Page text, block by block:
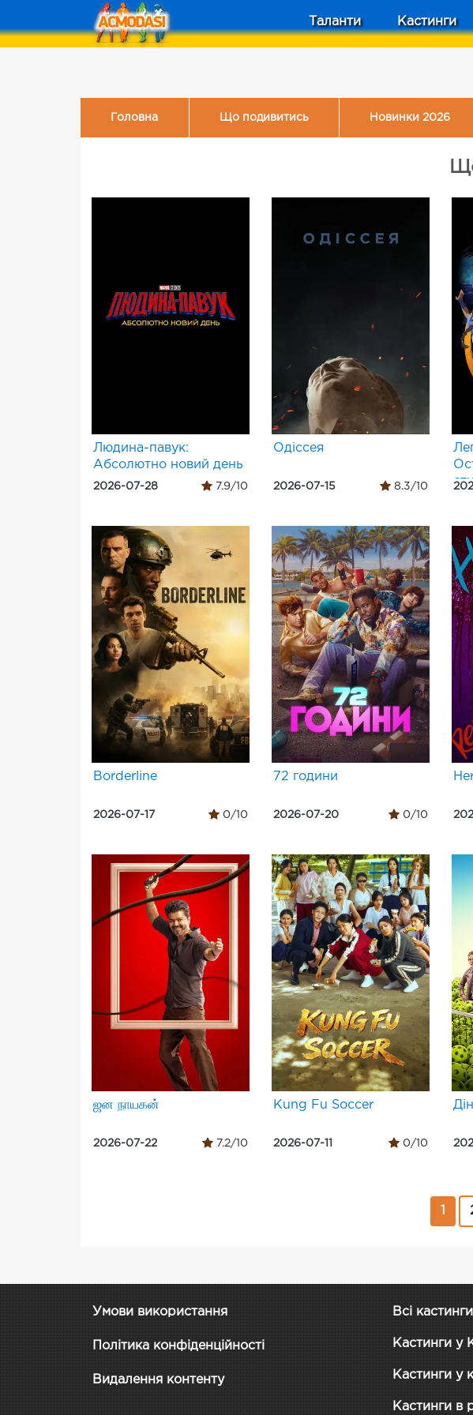
Таланти Кастинги
Головна Що подивитись Новинки 2026
Людина-павук:
Абсолютно новий день
2026-07-28 7.9/10
Одіссея
2026-07-15 8.3/10
Borderline
2026-07-17 0/10
72 години
2026-07-20 0/10
ஜன நாயகன்
2026-07-22 7.2/10
Kung Fu Soccer
2026-07-11 0/10
Умови використання
Політика конфіденційності
Видалення контенту
Всі кастинги
Кастинги у
Кастинги у
Кастинги в